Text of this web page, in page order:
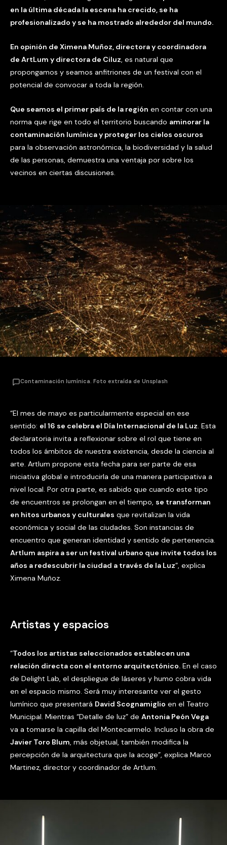
en la última década la escena ha crecido, se ha
profesionalizado y se ha mostrado alrededor del mundo.
En opinión de Ximena Muñoz, directora y coordinadora
de ArtLum y directora de Ciluz, es natural que
propongamos y seamos anfitriones de un festival con el
potencial de convocar a toda la región.
Que seamos el primer país de la región en contar con una
norma que rige en todo el territorio buscando aminorar la
contaminación lumínica y proteger los cielos oscuros
para la observación astronómica, la biodiversidad y la salud
de las personas, demuestra una ventaja por sobre los
vecinos en ciertas discusiones.
Contaminación lumínica. Foto extraída de Unsplash
“El mes de mayo es particularmente especial en ese
sentido: el 16 se celebra el Día Internacional de la Luz. Esta
declaratoria invita a reflexionar sobre el rol que tiene en
todos los ámbitos de nuestra existencia, desde la ciencia al
arte. Artlum propone esta fecha para ser parte de esa
iniciativa global e introducirla de una manera participativa a
nivel local. Por otra parte, es sabido que cuando este tipo
de encuentros se prolongan en el tiempo, se transforman
en hitos urbanos y culturales que revitalizan la vida
económica y social de las ciudades. Son instancias de
encuentro que generan identidad y sentido de pertenencia.
Artlum aspira a ser un festival urbano que invite todos los
años a redescubrir la ciudad a través de la Luz”, explica
Ximena Muñoz.
Artistas y espacios
“Todos los artistas seleccionados establecen una
relación directa con el entorno arquitectónico. En el caso
de Delight Lab, el despliegue de láseres y humo cobra vida
en el espacio mismo. Será muy interesante ver el gesto
lumínico que presentará David Scognamiglio en el Teatro
Municipal. Mientras “Detalle de luz” de Antonia Peón Vega
va a tomarse la capilla del Montecarmelo. Incluso la obra de
Javier Toro Blum, más objetual, también modifica la
percepción de la arquitectura que la acoge”, explica Marco
Martinez, director y coordinador de Artlum.